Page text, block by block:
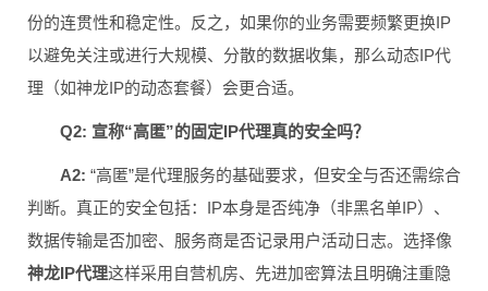
份的连贯性和稳定性。反之，如果你的业务需要频繁更换IP
以避免关注或进行大规模、分散的数据收集，那么动态IP代
理（如神龙IP的动态套餐）会更合适。
Q2: 宣称“高匿”的固定IP代理真的安全吗？
A2: “高匿”是代理服务的基础要求，但安全与否还需综合
判断。真正的安全包括：IP本身是否纯净（非黑名单IP）、
数据传输是否加密、服务商是否记录用户活动日志。选择像
神龙IP代理这样采用自营机房、先进加密算法且明确注重隐